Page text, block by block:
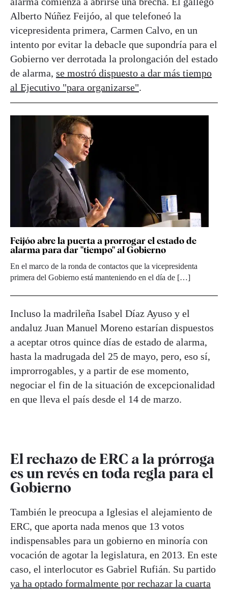
Alberto Núñez Feijóo, al que telefoneó la
vicepresidenta primera, Carmen Calvo, en un
intento por evitar la debacle que supondría para el
Gobierno ver derrotada la prolongación del estado
de alarma, se mostró dispuesto a dar más tiempo
al Ejecutivo "para organizarse".
Feijóo abre la puerta a prorrogar el estado de
alarma para dar "tiempo" al Gobierno
En el marco de la ronda de contactos que la vicepresidenta
primera del Gobierno está manteniendo en el día de […]
Incluso la madrileña Isabel Díaz Ayuso y el
andaluz Juan Manuel Moreno estarían dispuestos
a aceptar otros quince días de estado de alarma,
hasta la madrugada del 25 de mayo, pero, eso sí,
improrrogables, y a partir de ese momento,
negociar el fin de la situación de excepcionalidad
en que lleva el país desde el 14 de marzo.
El rechazo de ERC a la prórroga
es un revés en toda regla para el
Gobierno
También le preocupa a Iglesias el alejamiento de
ERC, que aporta nada menos que 13 votos
indispensables para un gobierno en minoría con
vocación de agotar la legislatura, en 2013. En este
caso, el interlocutor es Gabriel Rufián. Su partido
ya ha optado formalmente por rechazar la cuarta